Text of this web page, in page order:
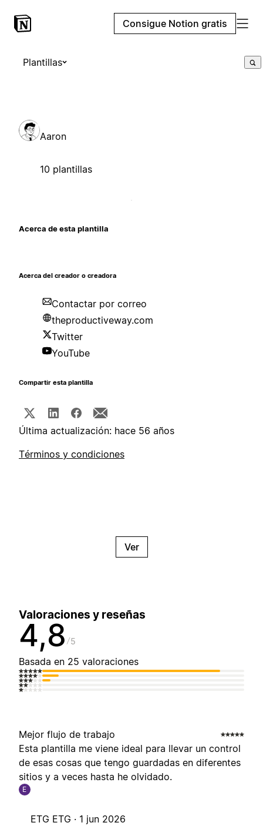
Consigue Notion gratis
Plantillas
Aaron
10 plantillas
Acerca de esta plantilla
Acerca del creador o creadora
Contactar por correo
theproductiveway.com
Twitter
YouTube
Compartir esta plantilla
Última actualización: hace 56 años
Términos y condiciones
Ver
Valoraciones y reseñas
4,8 5
Basada en 25 valoraciones
Mejor flujo de trabajo
Esta plantilla me viene ideal para llevar un control
de esas cosas que tengo guardadas en diferentes
sitios y a veces hasta he olvidado.
E
ETG ETG · 1 jun 2026